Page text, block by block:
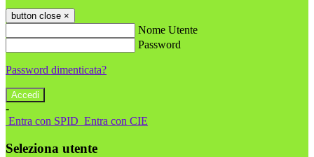
button close ×
Nome Utente
Password
Password dimenticata?
-
Entra con SPID Entra con CIE
Seleziona utente